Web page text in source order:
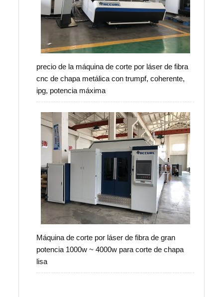
precio de la máquina de corte por láser de fibra
cnc de chapa metálica con trumpf, coherente,
ipg, potencia máxima
Máquina de corte por láser de fibra de gran
potencia 1000w ~ 4000w para corte de chapa
lisa